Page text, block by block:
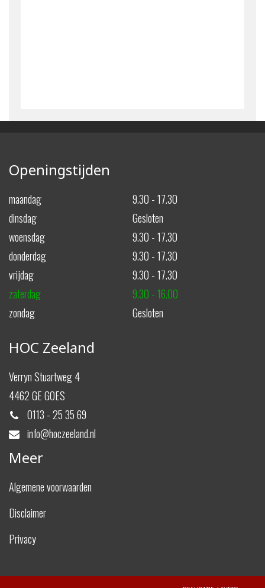
Openingstijden
maandag
9.30 - 17.30
dinsdag
Gesloten
woensdag
9.30 - 17.30
donderdag
9.30 - 17.30
vrijdag
9.30 - 17.30
zaterdag
9.30 - 16.00
zondag
Gesloten
HOC Zeeland
Verryn Stuartweg 4
4462 GE GOES
0113 - 25 35 69
info@hoczeeland.nl
Meer
Algemene voorwaarden
Disclaimer
Privacy